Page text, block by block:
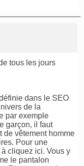
tous les jours
dans le SEO
de la
par exemple
garçon, il faut
de vêtement homme
Pour une
cliquez ici. Vous y
le pantalon